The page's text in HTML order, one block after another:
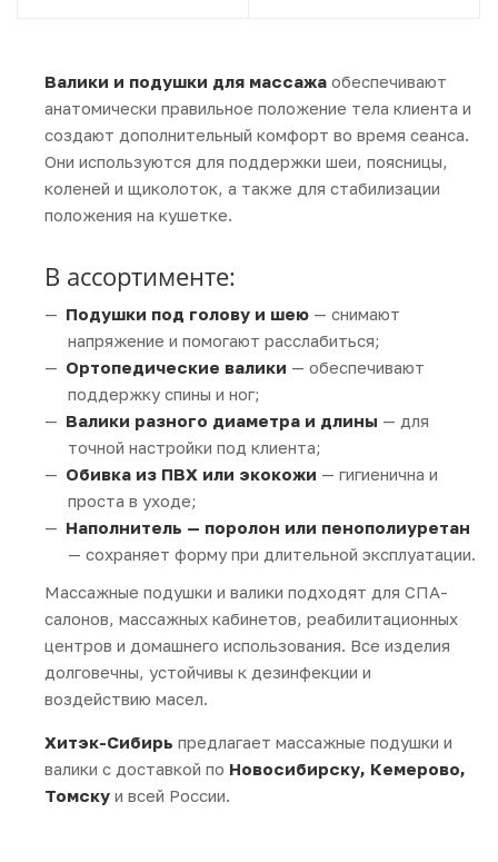
Валики и подушки для массажа обеспечивают
анатомически правильное положение тела клиента и
создают дополнительный комфорт во время сеанса.
Они используются для поддержки шеи, поясницы,
коленей и щиколоток, а также для стабилизации
положения на кушетке.
В ассортименте:
Подушки под голову и шею — снимают
напряжение и помогают расслабиться;
Ортопедические валики — обеспечивают
поддержку спины и ног;
Валики разного диаметра и длины — для
точной настройки под клиента;
Обивка из ПВХ или экокожи — гигиенична и
проста в уходе;
Наполнитель — поролон или пенополиуретан
— сохраняет форму при длительной эксплуатации.
Массажные подушки и валики подходят для СПА-
салонов, массажных кабинетов, реабилитационных
центров и домашнего использования. Все изделия
долговечны, устойчивы к дезинфекции и
воздействию масел.
Хитэк-Сибирь предлагает массажные подушки и
валики с доставкой по Новосибирску, Кемерово,
Томску и всей России.